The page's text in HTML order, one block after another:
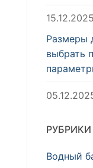
15.12.2025
Размеры
выбрать
РУБРИКИ
Водный